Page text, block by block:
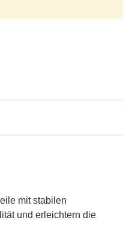
mit stabilen
und erleichtern die